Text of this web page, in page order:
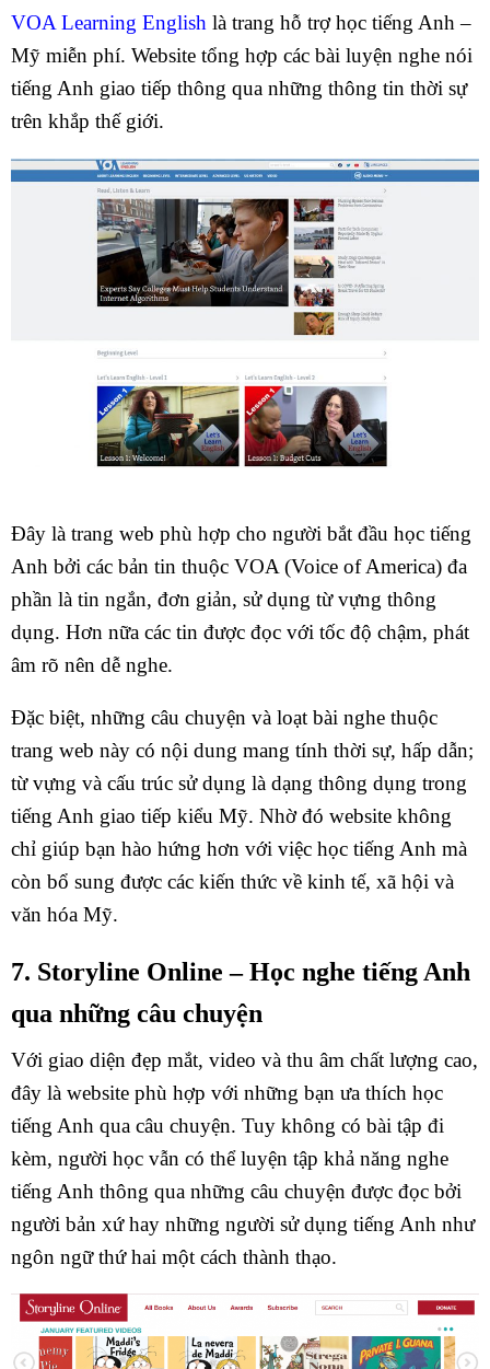
VOA Learning English là trang hỗ trợ học tiếng Anh –
Mỹ miễn phí. Website tổng hợp các bài luyện nghe nói
tiếng Anh giao tiếp thông qua những thông tin thời sự
trên khắp thế giới.
Đây là trang web phù hợp cho người bắt đầu học tiếng
Anh bởi các bản tin thuộc VOA (Voice of America) đa
phần là tin ngắn, đơn giản, sử dụng từ vựng thông
dụng. Hơn nữa các tin được đọc với tốc độ chậm, phát
âm rõ nên dễ nghe.
Đặc biệt, những câu chuyện và loạt bài nghe thuộc
trang web này có nội dung mang tính thời sự, hấp dẫn;
từ vựng và cấu trúc sử dụng là dạng thông dụng trong
tiếng Anh giao tiếp kiểu Mỹ. Nhờ đó website không
chỉ giúp bạn hào hứng hơn với việc học tiếng Anh mà
còn bổ sung được các kiến thức về kinh tế, xã hội và
văn hóa Mỹ.
7. Storyline Online – Học nghe tiếng Anh
qua những câu chuyện
Với giao diện đẹp mắt, video và thu âm chất lượng cao,
đây là website phù hợp với những bạn ưa thích học
tiếng Anh qua câu chuyện. Tuy không có bài tập đi
kèm, người học vẫn có thể luyện tập khả năng nghe
tiếng Anh thông qua những câu chuyện được đọc bởi
người bản xứ hay những người sử dụng tiếng Anh như
ngôn ngữ thứ hai một cách thành thạo.